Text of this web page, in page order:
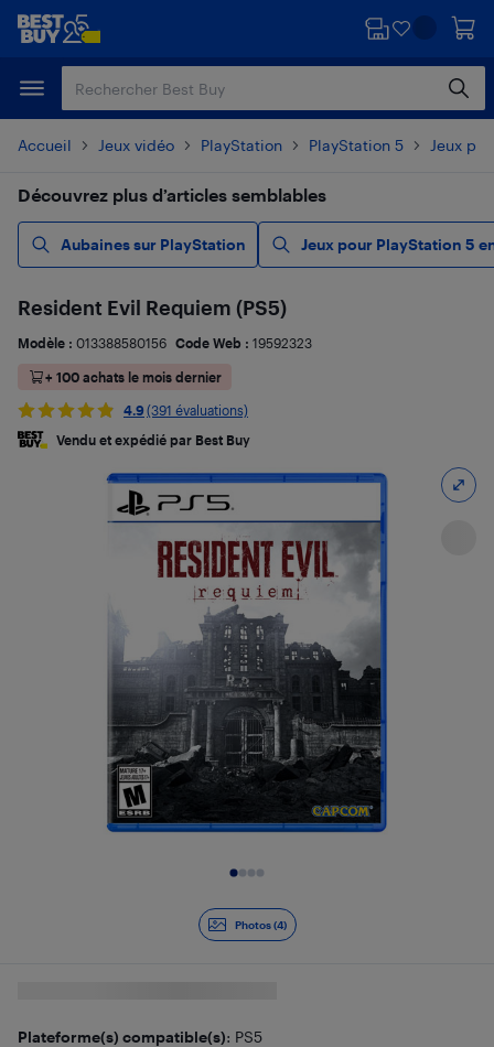
Passer
principal
Passer
Accueil Jeux vidéo PlayStation PlayStation 5 Jeux
Découvrez plus d’articles semblables
Aubaines sur PlayStation Jeux pour PlayStation 5
Photos (4)
Resident Evil Requiem (PS5)
Modèle : 013388580156 Code Web : 19592323
+ 100 achats le mois dernier
4.9 (391 évaluations)
Vendu et expédié par Best Buy
Plateforme(s) compatible(s): PS5